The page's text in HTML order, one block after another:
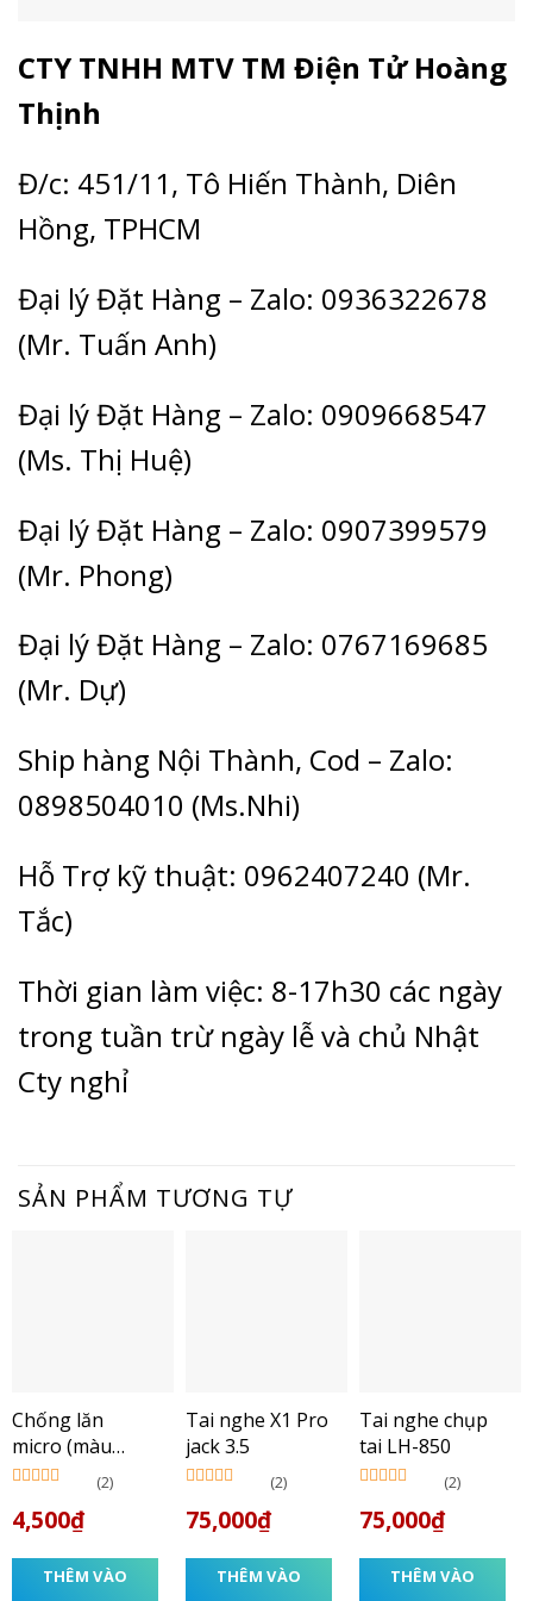
CTY TNHH MTV TM Điện Tử Hoàng
Thịnh
Đ/c: 451/11, Tô Hiến Thành, Diên
Hồng, TPHCM
Đại lý Đặt Hàng – Zalo: 0936322678
(Mr. Tuấn Anh)
Đại lý Đặt Hàng – Zalo: 0909668547
(Ms. Thị Huệ)
Đại lý Đặt Hàng – Zalo: 0907399579
(Mr. Phong)
Đại lý Đặt Hàng – Zalo: 0767169685
(Mr. Dự)
Ship hàng Nội Thành, Cod – Zalo:
0898504010 (Ms.Nhi)
Hỗ Trợ kỹ thuật: 0962407240 (Mr.
Tắc)
Thời gian làm việc: 8-17h30 các ngày
trong tuần trừ ngày lễ và chủ Nhật
Cty nghỉ
SẢN PHẨM TƯƠNG TỰ
Chống lăn
micro (màu
ngẫu nhiên)
hạng5.005
sao
(2)
4,500₫
THÊM VÀO
Tai nghe X1 Pro
jack 3.5
hạng5.005
sao
(2)
75,000₫
THÊM VÀO
Tai nghe chụp
tai LH-850
hạng5.005
sao
(2)
75,000₫
THÊM VÀO